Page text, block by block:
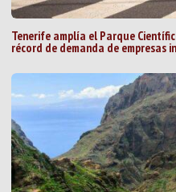
Tenerife amplía el Parque
récord de demanda de empresas